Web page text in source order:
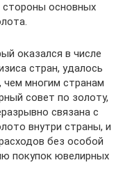
стороны основных
оказался в числе
стран, удалось
чем многим странам
совет по золоту,
связана с
внутри страны, и
без особой
покупок ювелирных